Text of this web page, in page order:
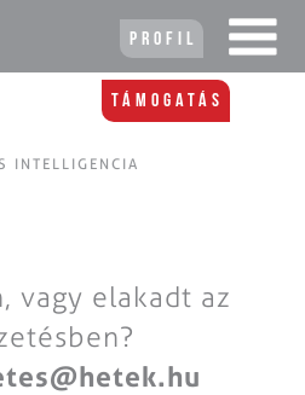
Profil
Támogatás
INTELLIGENCIA
vagy elakadt az